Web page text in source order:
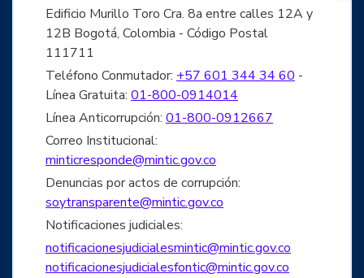
Edificio Murillo Toro Cra. 8a entre calles 12A y
12B Bogotá, Colombia - Código Postal
111711
Teléfono Conmutador: +57 601 344 34 60 -
Línea Gratuita: 01-800-0914014
Línea Anticorrupción: 01-800-0912667
Correo Institucional:
minticresponde@mintic.gov.co
Denuncias por actos de corrupción:
soytransparente@mintic.gov.co
Notificaciones judiciales:
notificacionesjudicialesmintic@mintic.gov.co
notificacionesjudicialesfontic@mintic.gov.co